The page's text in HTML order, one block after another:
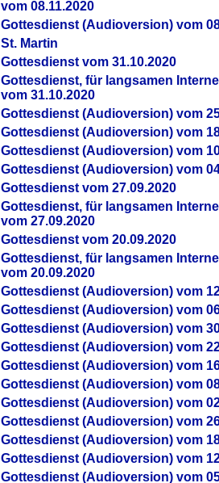
vom 08.11.2020
Gottesdienst (Audioversion) vom
St. Martin
Gottesdienst vom 31.10.2020
Gottesdienst, für langsamen
vom 31.10.2020
Gottesdienst (Audioversion) vom
Gottesdienst (Audioversion) vom
Gottesdienst (Audioversion) vom
Gottesdienst (Audioversion) vom
Gottesdienst vom 27.09.2020
Gottesdienst, für langsamen
vom 27.09.2020
Gottesdienst vom 20.09.2020
Gottesdienst, für langsamen
vom 20.09.2020
Gottesdienst (Audioversion) vom
Gottesdienst (Audioversion) vom
Gottesdienst (Audioversion) vom
Gottesdienst (Audioversion) vom
Gottesdienst (Audioversion) vom
Gottesdienst (Audioversion) vom
Gottesdienst (Audioversion) vom
Gottesdienst (Audioversion) vom
Gottesdienst (Audioversion) vom
Gottesdienst (Audioversion) vom
Gottesdienst (Audioversion) vom